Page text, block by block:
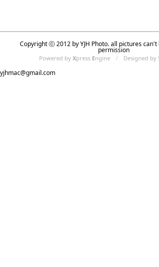
Copyright ⓒ 2012 by YJH Photo. all pictures
permission
Powered by Xpress Engine / Designed by
yjhmac@gmail.com